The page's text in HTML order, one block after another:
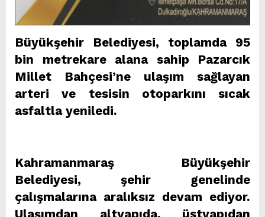
Büyükşehir Belediyesi, toplamda 95
bin metrekare alana sahip Pazarcık
Millet Bahçesi’ne ulaşım sağlayan
arteri ve tesisin otoparkını sıcak
asfaltla yeniledi.
Kahramanmaraş Büyükşehir
Belediyesi, şehir genelinde
çalışmalarına aralıksız devam ediyor.